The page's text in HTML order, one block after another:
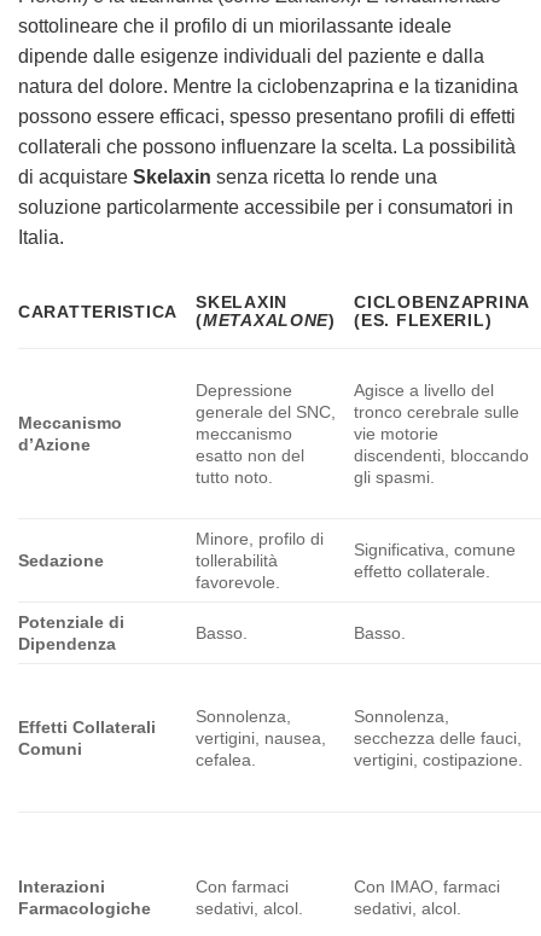
sottolineare che il profilo di un miorilassante ideale
dipende dalle esigenze individuali del paziente e dalla
natura del dolore. Mentre la ciclobenzaprina e la tizanidina
possono essere efficaci, spesso presentano profili di effetti
collaterali che possono influenzare la scelta. La possibilità
di acquistare Skelaxin senza ricetta lo rende una
soluzione particolarmente accessibile per i consumatori in
Italia.
CARATTERISTICA
SKELAXIN
(METAXALONE)
CICLOBENZAPRINA
(ES. FLEXERIL)
Meccanismo
d’Azione
Depressione
generale del SNC,
meccanismo
esatto non del
tutto noto.
Agisce a livello del
tronco cerebrale sulle
vie motorie
discendenti, bloccando
gli spasmi.
Sedazione
Minore, profilo di
tollerabilità
favorevole.
Significativa, comune
effetto collaterale.
Potenziale di
Dipendenza
Basso. Basso.
Effetti Collaterali
Comuni
Sonnolenza,
vertigini, nausea,
cefalea.
Sonnolenza,
secchezza delle fauci,
vertigini, costipazione.
Interazioni
Farmacologiche
Con farmaci
sedativi, alcol.
Con IMAO, farmaci
sedativi, alcol.